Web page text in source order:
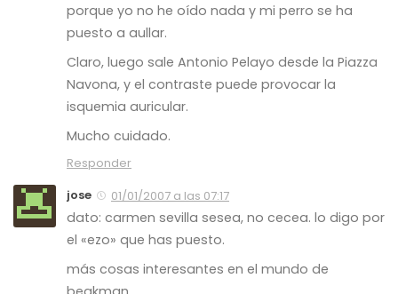
porque yo no he oído nada y mi perro se ha
puesto a aullar.
Claro, luego sale Antonio Pelayo desde la Piazza
Navona, y el contraste puede provocar la
isquemia auricular.
Mucho cuidado.
Responder
jose
01/01/2007 a las 07:17
dato: carmen sevilla sesea, no cecea. lo digo por
el «ezo» que has puesto.
más cosas interesantes en el mundo de